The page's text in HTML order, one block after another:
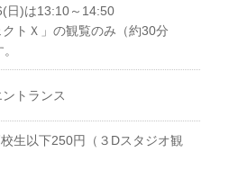
日)は13:10～14:50
トＸ」の観覧のみ（約30分
トランス
生以下250円（３Dスタジオ観